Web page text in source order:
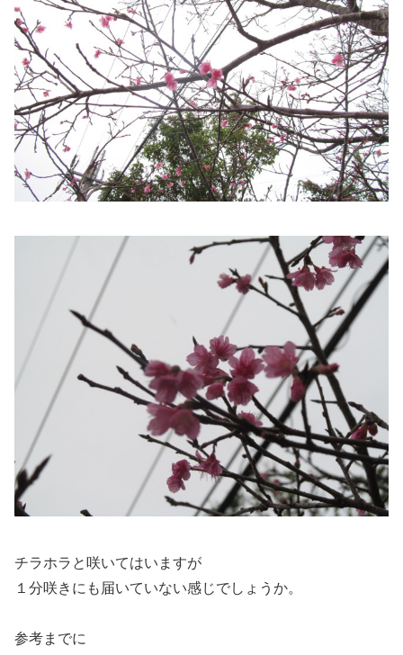
チラホラと咲いてはいますが
１分咲きにも届いていない感じでしょうか。
参考までに